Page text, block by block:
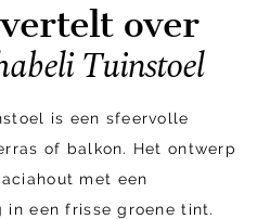
over
Tuinstoel
is een sfeervolle
of balkon. Het ontwerp
met een
een frisse groene tint.